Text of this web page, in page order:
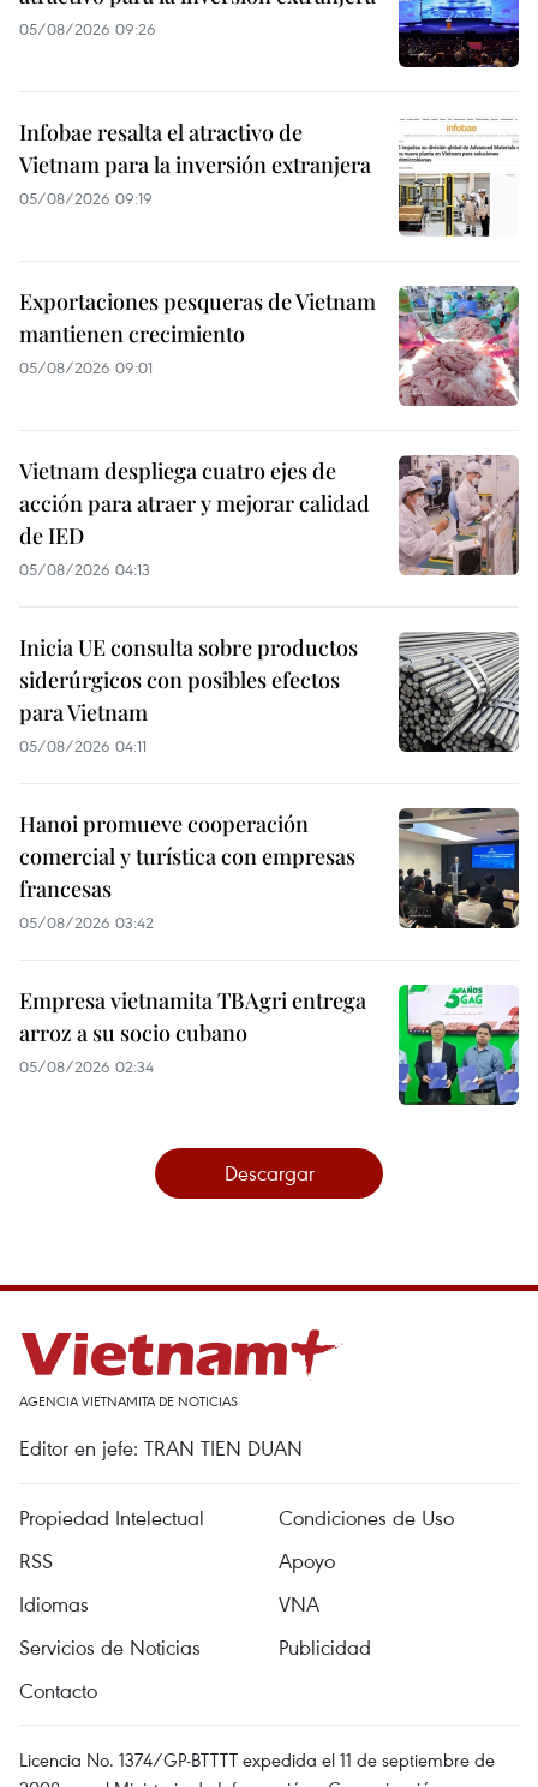
05/08/2026 09:26
Infobae resalta el atractivo de
Vietnam para la inversión extranjera
05/08/2026 09:19
Exportaciones pesqueras de Vietnam
mantienen crecimiento
05/08/2026 09:01
Vietnam despliega cuatro ejes de
acción para atraer y mejorar calidad
de IED
05/08/2026 04:13
Inicia UE consulta sobre productos
siderúrgicos con posibles efectos
para Vietnam
05/08/2026 04:11
Hanoi promueve cooperación
comercial y turística con empresas
francesas
05/08/2026 03:42
Empresa vietnamita TBAgri entrega
arroz a su socio cubano
05/08/2026 02:34
Descargar
AGENCIA VIETNAMITA DE NOTICIAS
Editor en jefe: TRAN TIEN DUAN
Propiedad Intelectual
Condiciones de Uso
RSS
Apoyo
Idiomas
VNA
Servicios de Noticias
Publicidad
Contacto
Licencia No. 1374/GP-BTTTT expedida el 11 de septiembre de